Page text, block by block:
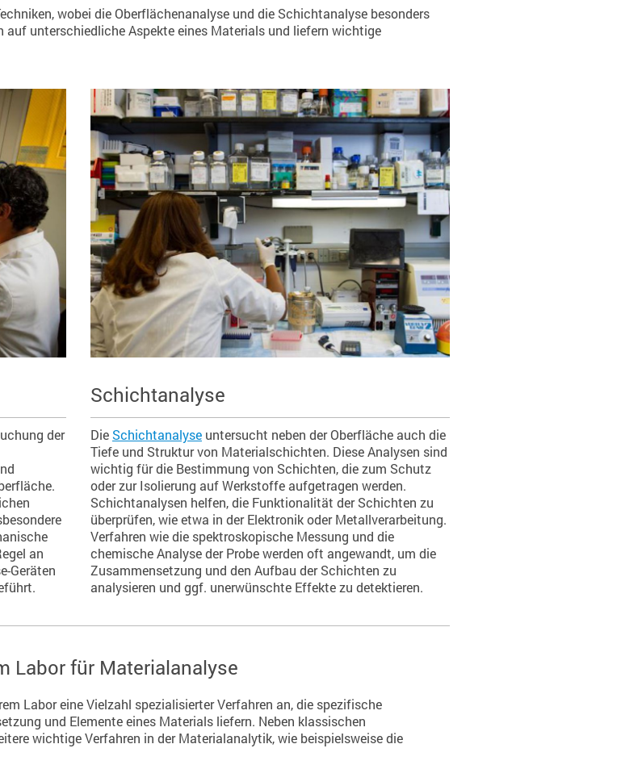
wobei die Oberflächenanalyse und die Schichtanalyse besonders
auf unterschiedliche Aspekte eines Materials und liefern wichtige
der
an
Geräten
Schichtanalyse
Die Schichtanalyse untersucht neben der Oberfläche auch die
Tiefe und Struktur von Materialschichten. Diese Analysen sind
wichtig für die Bestimmung von Schichten, die zum Schutz
oder zur Isolierung auf Werkstoffe aufgetragen werden.
Schichtanalysen helfen, die Funktionalität der Schichten zu
überprüfen, wie etwa in der Elektronik oder Metallverarbeitung.
Verfahren wie die spektroskopische Messung und die
chemische Analyse der Probe werden oft angewandt, um die
Zusammensetzung und den Aufbau der Schichten zu
analysieren und ggf. unerwünschte Effekte zu detektieren.
Labor für Materialanalyse
Labor eine Vielzahl spezialisierter Verfahren an, die spezifische
und Elemente eines Materials liefern. Neben klassischen
wichtige Verfahren in der Materialanalytik, wie beispielsweise die